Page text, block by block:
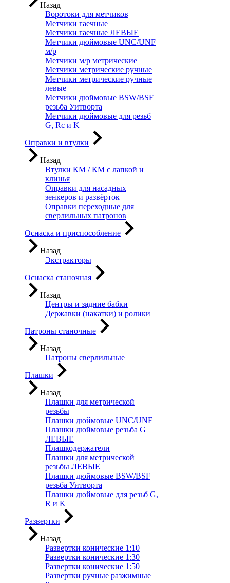
Назад
Воротоки для метчиков
Метчики гаечные
Метчики гаечные ЛЕВЫЕ
Метчики дюймовые UNC/UNF
м/р
Метчики м/р метрические
Метчики метрические ручные
Метчики метрические ручные
левые
Метчики дюймовые BSW/BSF
резьба Уитворта
Метчики дюймовые для резьб
G, Rc и K
Оправки и втулки
Назад
Втулки КМ / КМ с лапкой и
клинья
Оправки для насадных
зенкеров и развёрток
Оправки переходные для
сверлильных патронов
Оснаска и приспособление
Назад
Экстракторы
Оснаска станочная
Назад
Центры и задние бабки
Державки (накатки) и ролики
Патроны станочные
Назад
Патроны сверлильные
Плашки
Назад
Плашки для метрической
резьбы
Плашки дюймовые UNC/UNF
Плашки дюймовые резьба G
ЛЕВЫЕ
Плашкодержатели
Плашки для метрической
резьбы ЛЕВЫЕ
Плашки дюймовые BSW/BSF
резьба Уитворта
Плашки дюймовые для резьб G,
R и K
Развертки
Назад
Развертки конические 1:10
Развертки конические 1:30
Развертки конические 1:50
Развертки ручные разжимные